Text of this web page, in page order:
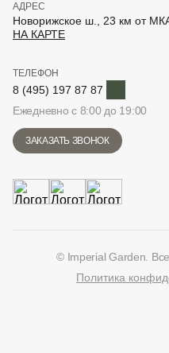
АДРЕС
Новорижское ш., 23 км от
НА КАРТЕ
ТЕЛЕФОН
8 (495) 197 87 87
Ежедневно с 8:00 до 19:00
ЗАКАЗАТЬ ЗВОНОК
© Imperial Garden.
Политика